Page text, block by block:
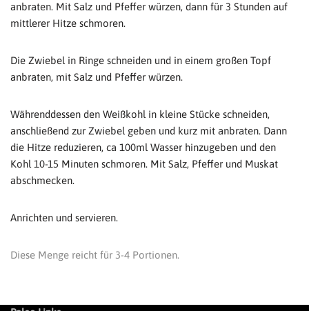
anbraten. Mit Salz und Pfeffer würzen, dann für 3 Stunden auf
mittlerer Hitze schmoren.
Die Zwiebel in Ringe schneiden und in einem großen Topf
anbraten, mit Salz und Pfeffer würzen.
Währenddessen den Weißkohl in kleine Stücke schneiden,
anschließend zur Zwiebel geben und kurz mit anbraten. Dann
die Hitze reduzieren, ca 100ml Wasser hinzugeben und den
Kohl 10-15 Minuten schmoren. Mit Salz, Pfeffer und Muskat
abschmecken.
Anrichten und servieren.
Diese Menge reicht für 3-4 Portionen.